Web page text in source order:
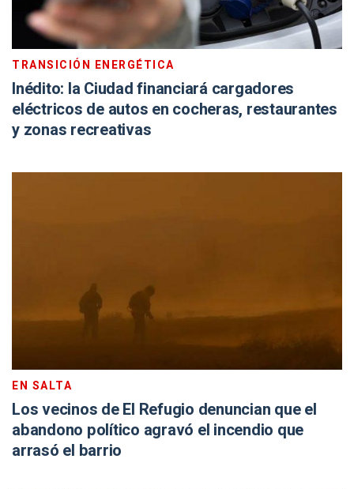
TRANSICIÓN ENERGÉTICA
Inédito: la Ciudad financiará cargadores
eléctricos de autos en cocheras, restaurantes
y zonas recreativas
EN SALTA
Los vecinos de El Refugio denuncian que el
abandono político agravó el incendio que
arrasó el barrio